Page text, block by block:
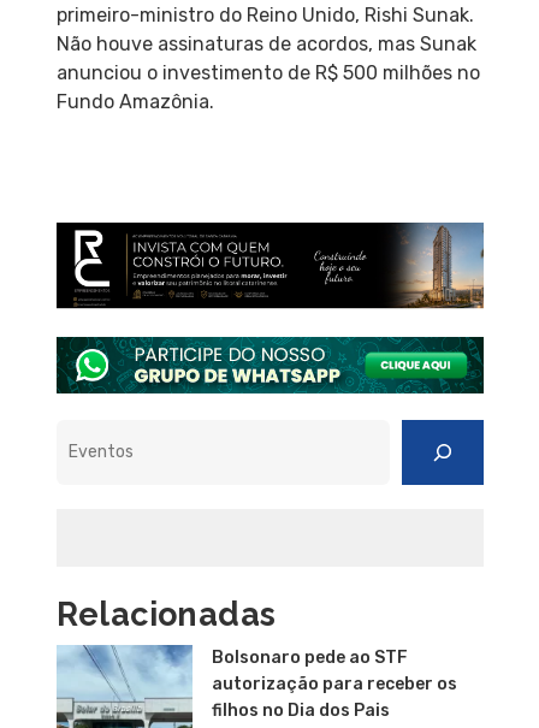
primeiro-ministro do Reino Unido, Rishi Sunak.
Não houve assinaturas de acordos, mas Sunak
anunciou o investimento de R$ 500 milhões no
Fundo Amazônia.
Relacionadas
Bolsonaro pede ao STF
autorização para receber os
filhos no Dia dos Pais